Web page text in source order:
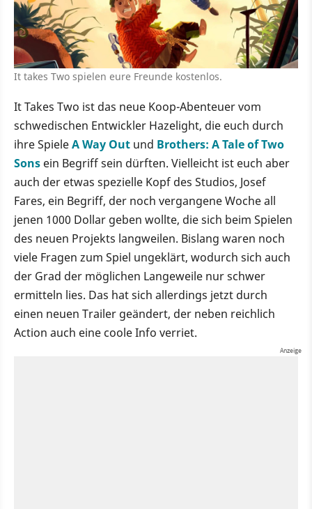
It takes Two spielen eure Freunde kostenlos.
It Takes Two ist das neue Koop-Abenteuer vom
schwedischen Entwickler Hazelight, die euch durch
ihre SpieleA Way Out und Brothers: A Tale of Two
Sons ein Begriff sein dürften. Vielleicht ist euch aber
auch der etwas spezielle Kopf des Studios, Josef
Fares, ein Begriff, der noch vergangene Woche all
jenen 1000 Dollar geben wollte, die sich beim Spielen
des neuen Projekts langweilen. Bislang waren noch
viele Fragen zum Spiel ungeklärt, wodurch sich auch
der Grad der möglichen Langeweile nur schwer
ermitteln lies. Das hat sich allerdings jetzt durch
einen neuen Trailer geändert, der neben reichlich
Action auch eine coole Info verriet.